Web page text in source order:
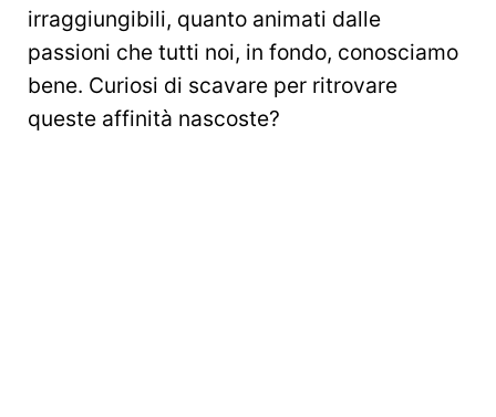
irraggiungibili, quanto animati dalle
passioni che tutti noi, in fondo, conosciamo
bene. Curiosi di scavare per ritrovare
queste affinità nascoste?